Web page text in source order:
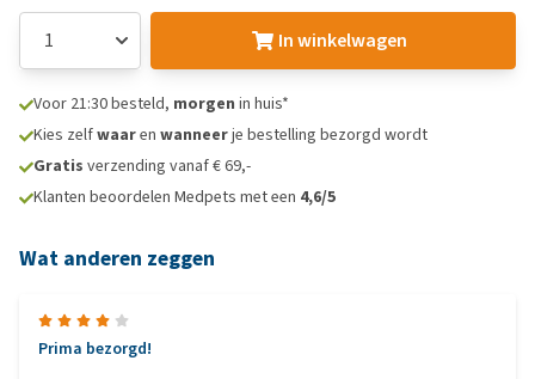
In winkelwagen
Voor 21:30 besteld, morgen in huis*
Kies zelfwaaren wanneerje bestelling bezorgd wordt
Gratis verzending vanaf € 69,-
Klanten beoordelen Medpets met een 4,6/5
Wat anderen zeggen
Prima bezorgd!